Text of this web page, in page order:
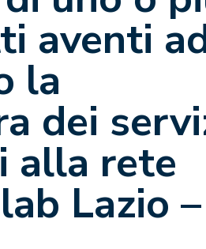
aventi
la
dei
alla rete
Lazio –